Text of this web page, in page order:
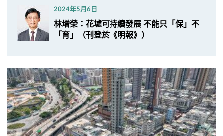
2024年5月6日
林增榮：花墟可持續發展 不能只「保」不
「育」（刊登於《明報》）